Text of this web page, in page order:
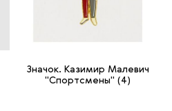
Значок. Казимир Малевич
"Спортсмены" (4)